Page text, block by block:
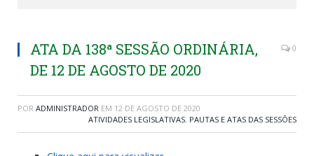
ATA DA 138ª SESSÃO ORDINÁRIA,
DE 12 DE AGOSTO DE 2020
0
POR ADMINISTRADOR EM 12 DE AGOSTO DE 2020
ATIVIDADES LEGISLATIVAS, PAUTAS E ATAS DAS SESSÕES